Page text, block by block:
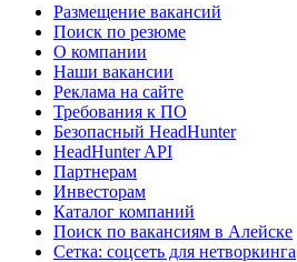
Размещение вакансий
Поиск по резюме
О компании
Наши вакансии
Реклама на сайте
Требования к ПО
Безопасный HeadHunter
HeadHunter API
Партнерам
Инвесторам
Каталог компаний
Поиск по вакансиям в Алейске
Сетка: соцсеть для нетворкинга